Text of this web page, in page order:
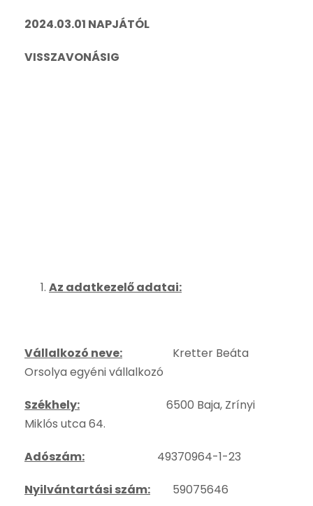
2024.03.01 NAPJÁTÓL
VISSZAVONÁSIG
Az adatkezelő adatai:
Vállalkozó neve: Kretter Beáta
Orsolya egyéni vállalkozó
Székhely: 6500 Baja, Zrínyi
Miklós utca 64.
Adószám: 49370964-1-23
Nyilvántartási szám: 59075646